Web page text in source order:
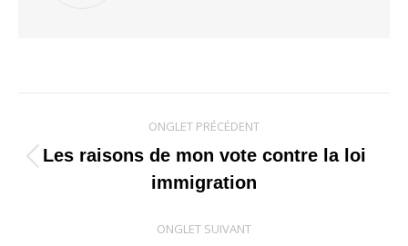
de
commentaire
ONGLET PRÉCÉDENT
Onglet
précédent
Les raisons de mon vote contre la loi
immigration
ONGLET SUIVANT